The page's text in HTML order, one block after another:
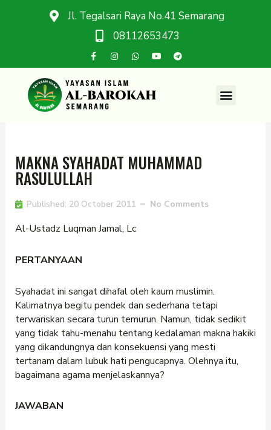
Jl. Tegalsari Raya No.41 Semarang
08112653473
MAKNA SYAHADAT MUHAMMAD
RASULULLAH
Published: 20 October 2011 No Comments
Al-Ustadz Luqman Jamal, Lc
PERTANYAAN
Syahadat ini sangat dihafal oleh kaum muslimin.
Kalimatnya begitu pendek dan sederhana tetapi
terwariskan secara turun temurun. Namun, tidak sedikit
yang tidak tahu-menahu tentang kedalaman makna hakiki
yang dikandungnya dan konsekuensi yang mesti
tertanam dalam lubuk hati pengucapnya. Olehnya itu,
bagaimana agama menjelaskannya?
JAWABAN